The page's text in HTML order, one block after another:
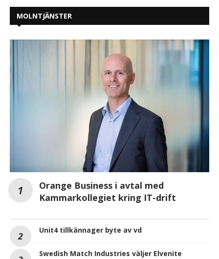
MOLNTJÄNSTER
Orange Business i avtal med
Kammarkollegiet kring IT-drift
Unit4 tillkännager byte av vd
Swedish Match Industries väljer Elvenite